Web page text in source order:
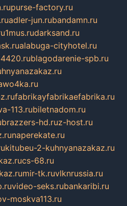
purse-factory.ru
adler-jun.rubandamn.ru
1mus.rudarksand.ru
alabuga-cityhotel.ru
blagodarenie-spb.ru
fabrikayfabrikaefabrika.ru
113.rubiletnadom.ru
brazzers-hd.ruz-host.ru
naperekate.ru
kitubeu-2-kuhnyanazakaz.ru
cs-68.ru
mir-tk.ruvlknrussia.ru
video-seks.rubankaribi.ru
moskva113.ru